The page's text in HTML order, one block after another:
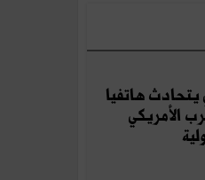
يتحادث هاتفيا
الأمريكي